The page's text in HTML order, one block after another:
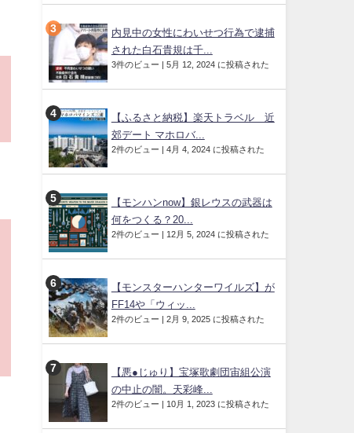
内見中の女性にわいせつ行為で逮捕
された白石貴規は千...
3件のビュー | 5月 12, 2024 に投稿された
【ふるさと納税】楽天トラベル 近
郊デート マホロバ...
2件のビュー | 4月 4, 2024 に投稿された
【モンハンnow】銀レウスの武器は
何をつくる？20...
2件のビュー | 12月 5, 2024 に投稿された
【モンスターハンターワイルズ】が
FF14や「ウィッ...
2件のビュー | 2月 9, 2025 に投稿された
【悪●じゅり】宝塚歌劇団宙組公演
の中止の闇。天彩峰...
2件のビュー | 10月 1, 2023 に投稿された